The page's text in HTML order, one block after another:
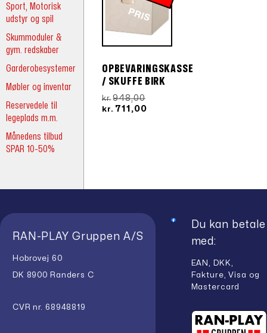
Sport, Motorisk
udstyr og spil
Skummoduler &
gym. redskaber
Garderobesystemer
Møbler og inventar
Reservedele til
legeplads m.m.
Månedens tilbud
SPAR 10-50%
P
IS
OPBEVARINGSKASSE
/ SKUFFE BIRK
kr. 948,00Den
oprindelige
kr. 711,00Den
RAN-PLAY Gruppen A/S
Hobrovej 60
DK 8900 Randers C
CVR nr. 68948819
Du kan betale
med:
EAN, DKK,
Fakture, Visa og
Mastercard